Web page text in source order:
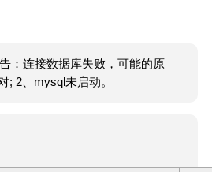
：连接数据库失败，可能的原
; 2、mysql未启动。